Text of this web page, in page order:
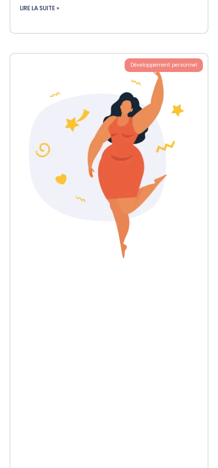
LIRE LA SUITE »
Développement personnel